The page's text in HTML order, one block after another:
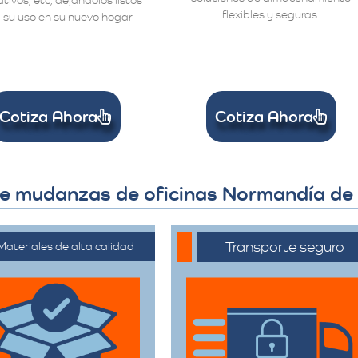
uso en su nuevo hogar.
flexibles y seguras.
Cotiza Ahora Cotiza Ahora
mudanzas de oficinas Normandía
de alta calidad
de primera
categoría para
que todas
Transporte seguro
tecnología avanzada
para asegurar que